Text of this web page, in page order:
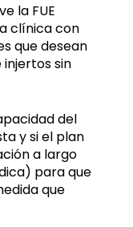
la FUE
clínica con
que desean
sin
del
y si el plan
a largo
para que
que